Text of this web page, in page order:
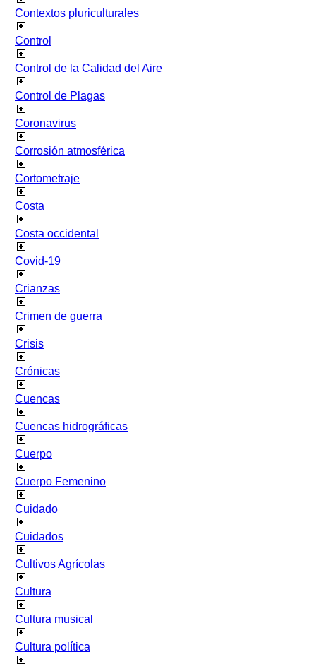
Contextos pluriculturales
Control
Control de la Calidad del Aire
Control de Plagas
Coronavirus
Corrosión atmosférica
Cortometraje
Costa
Costa occidental
Covid-19
Crianzas
Crimen de guerra
Crisis
Crónicas
Cuencas
Cuencas hidrográficas
Cuerpo
Cuerpo Femenino
Cuidado
Cuidados
Cultivos Agrícolas
Cultura
Cultura musical
Cultura política